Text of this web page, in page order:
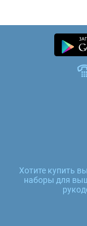
Хотите купить
наборы для